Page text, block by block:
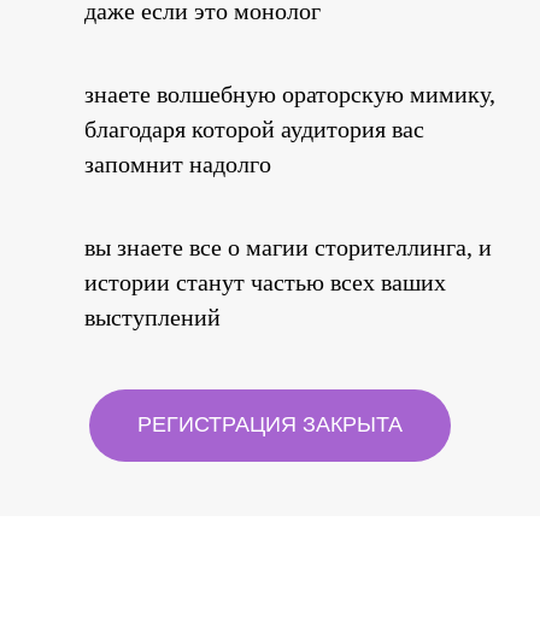
даже если это монолог
знаете волшебную ораторскую мимику,
благодаря которой аудитория вас
запомнит надолго
вы знаете все о магии сторителлинга, и
истории станут частью всех ваших
выступлений
РЕГИСТРАЦИЯ ЗАКРЫТА